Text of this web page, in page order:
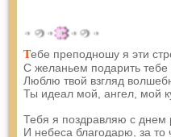
Тебе преподношу я эти
С желаньем подарить тебе
Люблю твой взгляд
Ты идеал мой, ангел, мой
Тебя я поздравляю с днем
И небеса благодарю, за то